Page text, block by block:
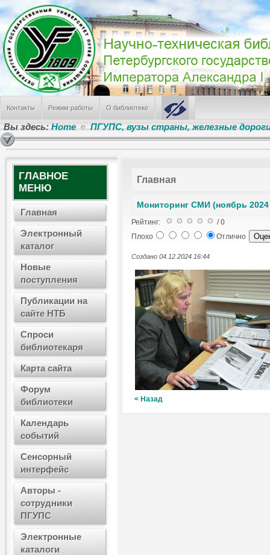
Контакты Режим работы О библиотеке
Вы здесь:Home ПГУПС, вузы страны, железные
Пресса о ПГУПС (дайджест СМИ за июль 2026 г.)
День железнодорожника
ПГУПС заслужил грант в Федеральном конкурсе
Режим работы НТБ летом 2026 года
В поиске альма-матер
САМЫЕ ПОПУЛЯРНЫЕ
Режим работы отделов Научно-технической библиотеки
Электронные Ресурсы
Информация о библиотеке
Лабораторная работа по физике № 100
ГЛАВНОЕ
МЕНЮ
Главная
Электронный
каталог
Новые
поступления
Публикации на
сайте НТБ
Спроси
библиотекаря
Карта сайта
Форум
библиотеки
Календарь
событий
Сенсорный
интерфейс
Авторы -
сотрудники
ПГУПС
Электронные
каталоги
Главная
Мониторинг СМИ (ноябрь 2024
Рейтинг:
/ 0
Плохо
Отлично
Создано 04.12.2024 16:44
< Назад